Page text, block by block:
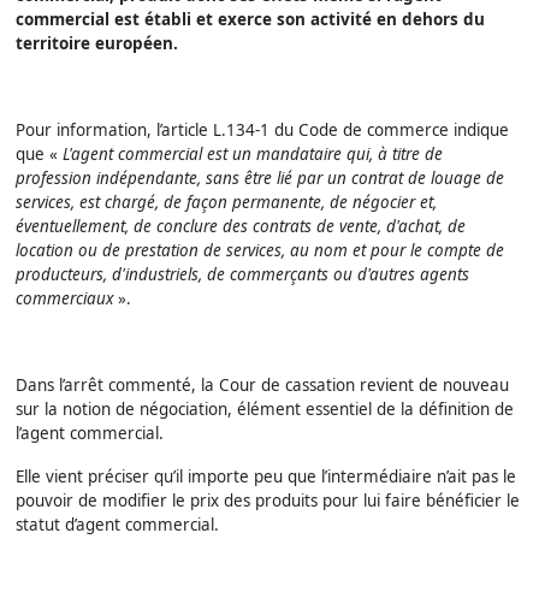
commercial est établi et exerce son activité en dehors du
territoire européen.
Pour information, l’article L.134-1 du Code de commerce indique
que « L'agent commercial est un mandataire qui, à titre de
profession indépendante, sans être lié par un contrat de louage de
services, est chargé, de façon permanente, de négocier et,
éventuellement, de conclure des contrats de vente, d'achat, de
location ou de prestation de services, au nom et pour le compte de
producteurs, d'industriels, de commerçants ou d'autres agents
commerciaux».
Dans l’arrêt commenté, la Cour de cassation revient de nouveau
sur la notion de négociation, élément essentiel de la définition de
l’agent commercial.
Elle vient préciser qu’il importe peu que l’intermédiaire n’ait pas le
pouvoir de modifier le prix des produits pour lui faire bénéficier le
statut d’agent commercial.